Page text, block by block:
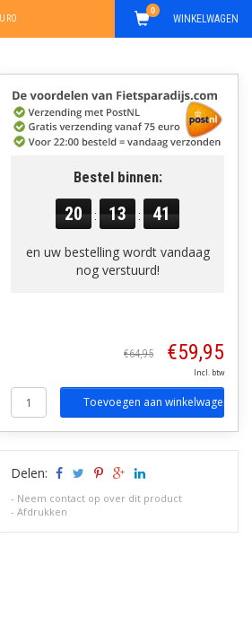
WINKELWAGEN
0
Bestel binnen:
20 : 13 : 41
en uw bestelling wordt vandaag
nog verstuurd!
€64,95 €59,95
Incl. btw
Toevoegen aan winkelwagen
Delen:
- Neem contact op over dit product
-Afdrukken